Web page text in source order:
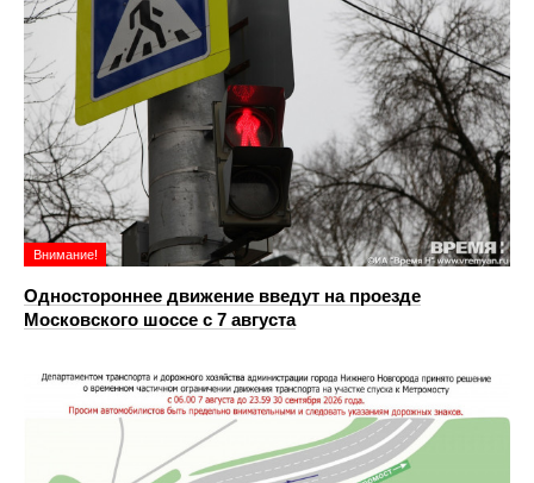
Внимание!
Одностороннее движение введут на проезде
Московского шоссе с 7 августа